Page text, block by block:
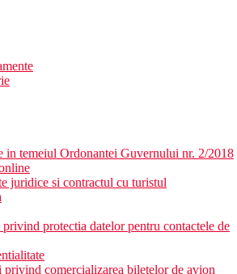
in temeiul Ordonantei Guvernului nr. 2/2018
juridice si contractul cu turistul
protectia datelor pentru contactele de
comercializarea biletelor de avion